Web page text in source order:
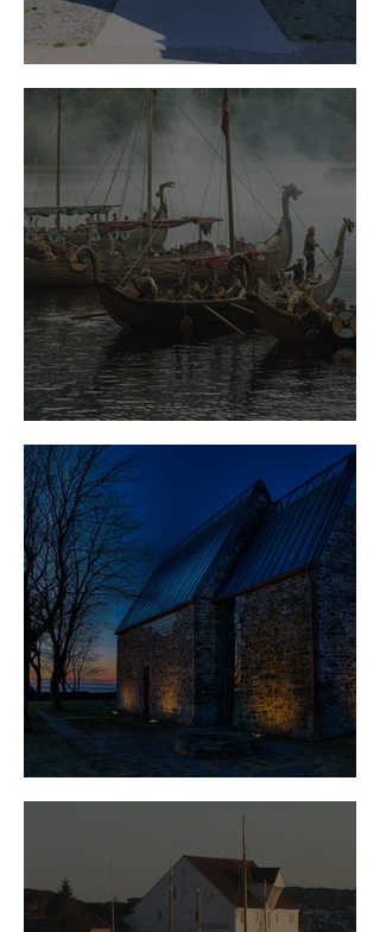
Krigshistorisk utstilling
Slaget i Hafrsfjord
Sola ruinkyrkje